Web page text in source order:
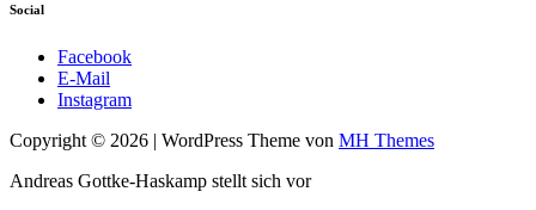
Social
Facebook
E-Mail
Instagram
Copyright © 2026 | WordPress Theme von MH Themes
Andreas Gottke-Haskamp stellt sich vor